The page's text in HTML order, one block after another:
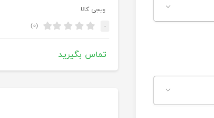
ویجی کالا
- (۰)
تماس بگیرید